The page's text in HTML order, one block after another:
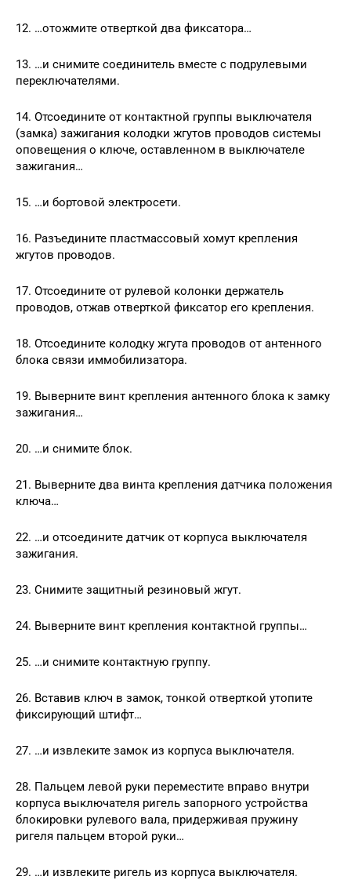
12. …отожмите отверткой два фиксатора…
13. …и снимите соединитель вместе с подрулевыми
переключателями.
14. Отсоедините от контактной группы выключателя
(замка) зажигания колодки жгутов проводов системы
оповещения о ключе, оставленном в выключателе
зажигания…
15. …и бортовой электросети.
16. Разъедините пластмассовый хомут крепления
жгутов проводов.
17. Отсоедините от рулевой колонки держатель
проводов, отжав отверткой фиксатор его крепления.
18. Отсоедините колодку жгута проводов от антенного
блока связи иммобилизатора.
19. Выверните винт крепления антенного блока к замку
зажигания…
20. …и снимите блок.
21. Выверните два винта крепления датчика положения
ключа…
22. …и отсоедините датчик от корпуса выключателя
зажигания.
23. Снимите защитный резиновый жгут.
24. Выверните винт крепления контактной группы…
25. …и снимите контактную группу.
26. Вставив ключ в замок, тонкой отверткой утопите
фиксирующий штифт…
27. …и извлеките замок из корпуса выключателя.
28. Пальцем левой руки переместите вправо внутри
корпуса выключателя ригель запорного устройства
блокировки рулевого вала, придерживая пружину
ригеля пальцем второй руки…
29. …и извлеките ригель из корпуса выключателя.